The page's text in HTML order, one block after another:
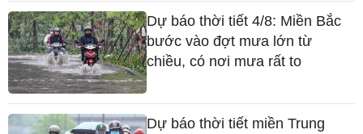
Dự báo thời tiết 4/8: Miền Bắc
bước vào đợt mưa lớn từ
chiều, có nơi mưa rất to
Dự báo thời tiết miền Trung